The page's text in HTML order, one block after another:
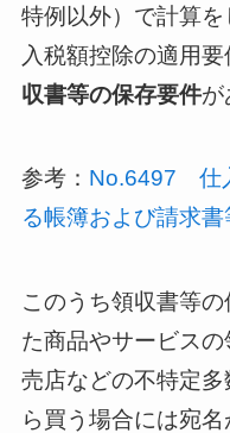
特例以外）で計算
入税額控除の適用要
収書等の保存要件が
参考： No.6497 仕
る帳簿および請求
このうち領収書等
た商品やサービス
売店などの不特定
ら買う場合には宛